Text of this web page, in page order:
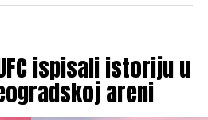
mogućnosti koje smo željeli
za sve njihove slabosti i
najslabije karike u
jako dobro vidjelo, posebno u
odigrali zaista fantastično i u
od čak 11 golova”,
ispisali istoriju u
areni